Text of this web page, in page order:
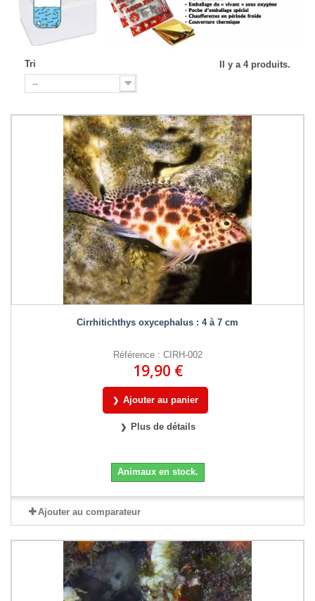
Tri
--
Il y a 4 produits.
Cirrhitichthys oxycephalus : 4 à 7 cm
Référence : CIRH-002
19,90 €
Ajouter au panier
Plus de détails
Animaux en stock.
Ajouter au comparateur